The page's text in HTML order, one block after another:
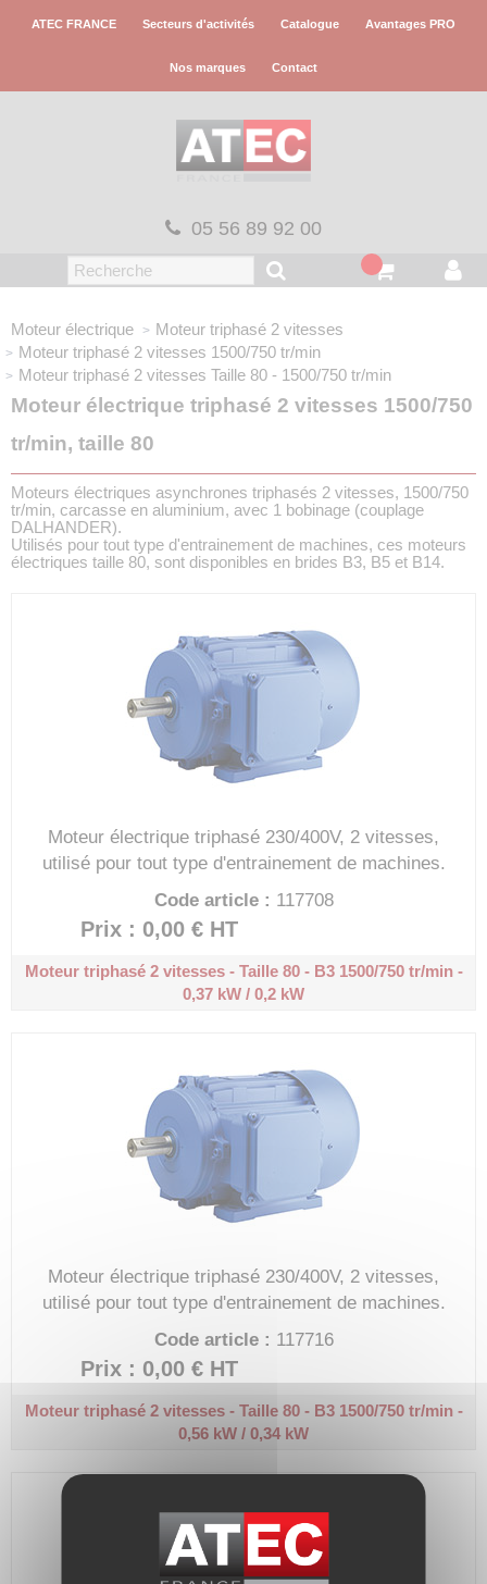
ATEC FRANCE Secteurs d'activités Catalogue Avantages PRO
Nos marques Contact
05 56 89 92 00
Moteur électrique Moteur triphasé 2 vitesses
Moteur triphasé 2 vitesses 1500/750 tr/min
Moteur triphasé 2 vitesses Taille 80 - 1500/750 tr/min
Moteur électrique triphasé 2 vitesses 1500/750
tr/min, taille 80
Moteurs électriques asynchrones triphasés 2 vitesses, 1500/750
tr/min, carcasse en aluminium, avec 1 bobinage (couplage
DALHANDER).
Utilisés pour tout type d'entrainement de machines, ces moteurs
électriques taille 80, sont disponibles en brides B3, B5 et B14.
Moteur électrique triphasé 230/400V, 2 vitesses,
utilisé pour tout type d'entrainement de machines.
Code article : 117708
Prix : 0,00 € HT
Moteur triphasé 2 vitesses - Taille 80 - B31500/750 tr/min -
0,37 kW / 0,2 kW
Moteur électrique triphasé 230/400V, 2 vitesses,
utilisé pour tout type d'entrainement de machines.
Code article : 117716
Prix : 0,00 € HT
Moteur triphasé 2 vitesses - Taille 80 - B31500/750 tr/min -
0,56 kW / 0,34 kW